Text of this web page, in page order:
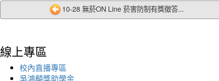
10-28 無菸ON Line 菸害防制有獎徵答...
線上專區
校內直播專區
吳鴻麟獎助學金